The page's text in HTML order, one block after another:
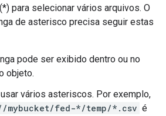
para selecionar vários arquivos. O
de asterisco precisa seguir estas
pode ser exibido dentro ou no
objeto.
vários asteriscos. Por exemplo,
mybucket/fed-*/temp/*.csv é